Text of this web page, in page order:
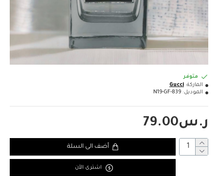
ر.س79.00
متوفر
الماركة: Gucci
الموديل: N19-GF-839
أضف الى السلة
اشترى اﻵن